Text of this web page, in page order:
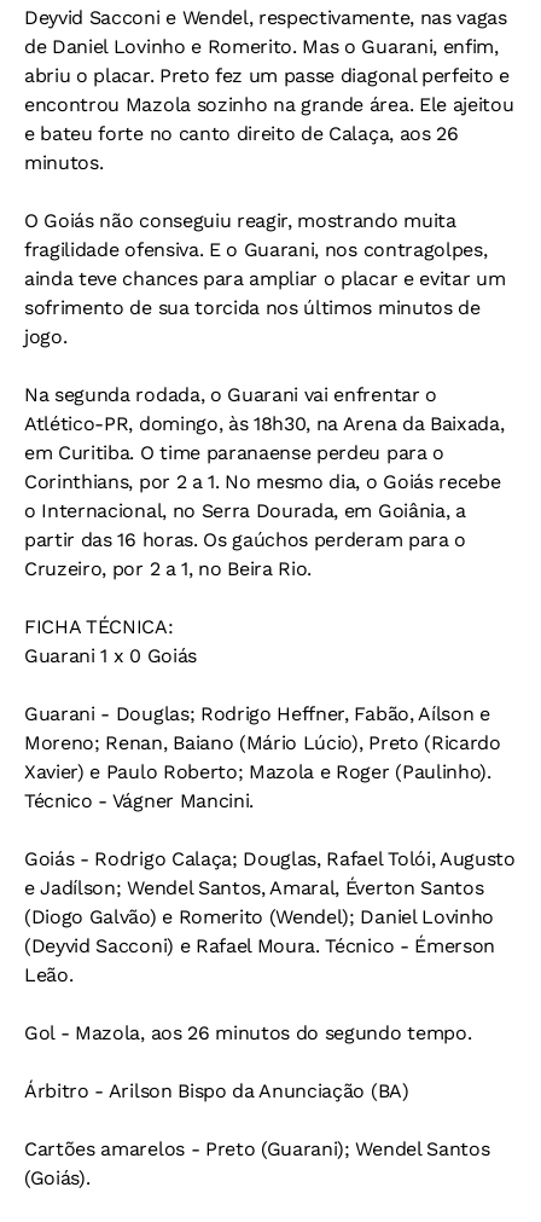
Deyvid Sacconi e Wendel, respectivamente, nas vagas
de Daniel Lovinho e Romerito. Mas o Guarani, enfim,
abriu o placar. Preto fez um passe diagonal perfeito e
encontrou Mazola sozinho na grande área. Ele ajeitou
e bateu forte no canto direito de Calaça, aos 26
minutos.
O Goiás não conseguiu reagir, mostrando muita
fragilidade ofensiva. E o Guarani, nos contragolpes,
ainda teve chances para ampliar o placar e evitar um
sofrimento de sua torcida nos últimos minutos de
jogo.
Na segunda rodada, o Guarani vai enfrentar o
Atlético-PR, domingo, às 18h30, na Arena da Baixada,
em Curitiba. O time paranaense perdeu para o
Corinthians, por 2 a 1. No mesmo dia, o Goiás recebe
o Internacional, no Serra Dourada, em Goiânia, a
partir das 16 horas. Os gaúchos perderam para o
Cruzeiro, por 2 a 1, no Beira Rio.
FICHA TÉCNICA:
Guarani 1 x 0 Goiás
Guarani - Douglas; Rodrigo Heffner, Fabão, Aílson e
Moreno; Renan, Baiano (Mário Lúcio), Preto (Ricardo
Xavier) e Paulo Roberto; Mazola e Roger (Paulinho).
Técnico - Vágner Mancini.
Goiás - Rodrigo Calaça; Douglas, Rafael Tolói, Augusto
e Jadílson; Wendel Santos, Amaral, Éverton Santos
(Diogo Galvão) e Romerito (Wendel); Daniel Lovinho
(Deyvid Sacconi) e Rafael Moura. Técnico - Émerson
Leão.
Gol - Mazola, aos 26 minutos do segundo tempo.
Árbitro - Arilson Bispo da Anunciação (BA)
Cartões amarelos - Preto (Guarani); Wendel Santos
(Goiás).